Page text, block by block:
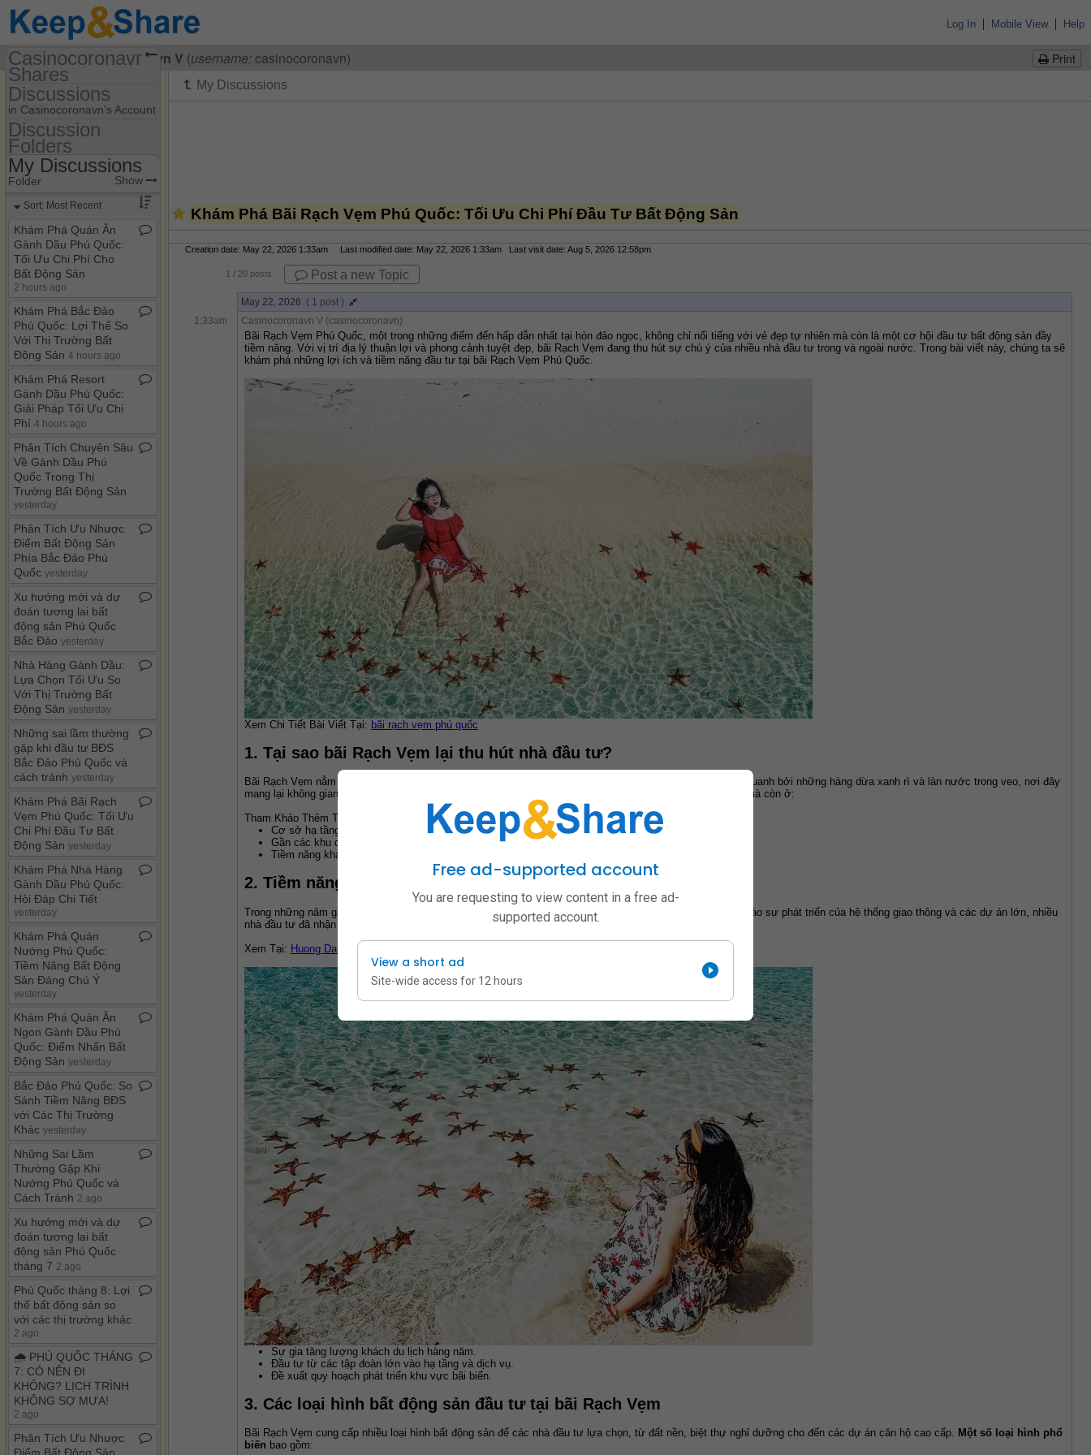
Log In | Mobile View | Help
Print
VisitingCasinocoronavn V (username: casinocoronavn)
Khám Phá Bãi Rạch Vẹm Phú Quốc: Tối Ưu Chi Phí Đầu Tư Bất Động Sản
Creation date: May 22, 2026 1:33am Last modified date: May 22, 2026 1:33am Last visit date: Aug 5, 2026 12:58pm
1 / 20 posts Post a new Topic
May 22, 2026 ( 1 post )
1:33am
Casinocoronavn V (casinocoronavn)
Bãi Rạch Vẹm Phú Quốc, một trong những điểm đến hấp dẫn nhất tại hòn đảo ngọc, không chỉ nổi tiếng với vẻ đẹp tự nhiên mà còn là một cơ hội đầu tư bất động sản đầy
tiềm năng. Với vị trí địa lý thuận lợi và phong cảnh tuyệt đẹp, bãi Rạch Vẹm đang thu hút sự chú ý của nhiều nhà đầu tư trong và ngoài nước. Trong bài viết này, chúng ta sẽ
khám phá những lợi ích và tiềm năng đầu tư tại bãi Rạch Vẹm Phú Quốc.
Xem Chi Tiết Bài Viết Tại: bãi rạch vẹm phú quốc
1. Tại sao bãi Rạch Vẹm lại thu hút nhà đầu tư?
Bãi Rạch Vẹm nằm ở phía Bắc của Phú Quốc, nổi bật với bãi biển xanh ngắt và cát trắng mịn. Được bao quanh bởi những hàng dừa xanh rì và làn nước trong veo, nơi đây
mang lại không gian thư giãn tuyệt vời.
của bãi Rạch Vẹm không chỉ nằm ở cảnh quan mà còn ở:
Tham Khảo Thêm Tại:
Khám Phá Bãi Rạch Vẹm - Thiên Đường Nghỉ Dưỡng Tại Phú Quốc
Cơ sở hạ tầng đang được phát triển mạnh mẽ.
Gần các khu du lịch nổi tiếng như Vinpearl Land và Safari Phú Quốc.
Tiềm năng khai thác du lịch chưa được tận dụng triệt để.
2. Tiềm năng tăng giá bất động sản tại bãi Rạch Vẹm
Trong những năm gần đây, giá bất động sản tại bãi Rạch Vẹm đã có dấu hiệu tăng trưởng mạnh mẽ. Nhờ vào sự phát triển của hệ thống giao thông và các dự án lớn, nhiều
nhà đầu tư đã nhận thấy tiềm năng sinh lời cao.
Các yếu tố ảnh hưởng đến giá bất động sản
Xem Tại: Huong Dan Tung Buoc Dau Tu Bat Dong San Tai Bai Rach Vem Phu Quoc
Sự gia tăng lượng khách du lịch hàng năm.
Đầu tư từ các tập đoàn lớn vào hạ tầng và dịch vụ.
Đề xuất quy hoạch phát triển khu vực bãi biển.
3. Các loại hình bất động sản đầu tư tại bãi Rạch Vẹm
Bãi Rạch Vẹm cung cấp nhiều loại hình bất động sản để các nhà đầu tư lựa chọn, từ đất nền, biệt thự nghỉ dưỡng cho đến các dự án căn hộ cao cấp.
Một số loại hình phổ
biến bao gồm:
Casinocoronavn's
Shares
(casinocoronavn)
Share Page
Discussions
Discussions
in Casinocoronavn's Account
Discussion Folders
Discussion
Folders
Folder Set Show
My Discussions
Folder Show
Sort: Most Recent
Khám Phá Quán Ăn
Gành Dầu Phú Quốc:
Tối Ưu Chi Phí Cho
Bất Động Sản
2 hours ago
Khám Phá Bắc Đảo
Phú Quốc: Lợi Thế So
Với Thị Trường Bất
Động Sản 4 hours ago
Khám Phá Resort
Gành Dầu Phú Quốc:
Giải Pháp Tối Ưu Chi
Phí 4 hours ago
Phân Tích Chuyên Sâu
Về Gành Dầu Phú
Quốc Trong Thị
Trường Bất Động Sản
yesterday
Phân Tích Ưu Nhược
Điểm Bất Động Sản
Phía Bắc Đảo Phú
Quốc yesterday
Xu hướng mới và dự
đoán tương lai bất
động sản Phú Quốc
Bắc Đảo yesterday
Nhà Hàng Gành Dầu:
Lựa Chọn Tối Ưu So
Với Thị Trường Bất
Động Sản yesterday
Những sai lầm thường
gặp khi đầu tư BĐS
Bắc Đảo Phú Quốc và
cách tránh yesterday
Khám Phá Bãi Rạch
Vẹm Phú Quốc: Tối Ưu
Chi Phí Đầu Tư Bất
Động Sản yesterday
Khám Phá Nhà Hàng
Gành Dầu Phú Quốc:
Hỏi Đáp Chi Tiết
yesterday
Khám Phá Quán
Nướng Phú Quốc:
Tiềm Năng Bất Động
Sản Đáng Chú Ý
yesterday
Khám Phá Quán Ăn
Ngon Gành Dầu Phú
Quốc: Điểm Nhấn Bất
Động Sản yesterday
Bắc Đảo Phú Quốc: So
Sánh Tiềm Năng BĐS
với Các Thị Trường
Khác yesterday
Những Sai Lầm
Thường Gặp Khi
Nướng Phú Quốc và
Cách Tránh 2 ago
Xu hướng mới và dự
đoán tương lai bất
động sản Phú Quốc
tháng 7 2 ago
Phú Quốc tháng 8: Lợi
thế bất động sản so
với các thị trường khác
2 ago
🌧️ PHÚ QUỐC THÁNG
7: CÓ NÊN ĐI
KHÔNG? LỊCH TRÌNH
KHÔNG SỢ MƯA!
2 ago
Phân Tích Ưu Nhược
Free ad-supported account
You are requesting to view content in a free ad-
supported account.
View a short ad
Site-wide access for 12 hours